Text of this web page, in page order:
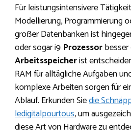
Für leistungsintensivere
Modellierung, Programmierung
großer Datenbanken ist
oder sogar i9 Prozessor
Arbeitsspeicherist
RAM für alltägliche Aufgaben
komplexe Arbeiten sorgen für
Ablauf. Erkunden Siedie
ledigitalpourtous, um
diese Art von Hardware zu